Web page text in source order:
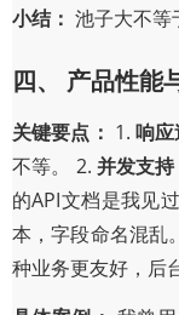
小结： 池子大不等
四、 产品性能
关键要点： 1.响
不等。 2. 并发支持
的API文档是我见
本，字段命名混乱
种业务更友好，后